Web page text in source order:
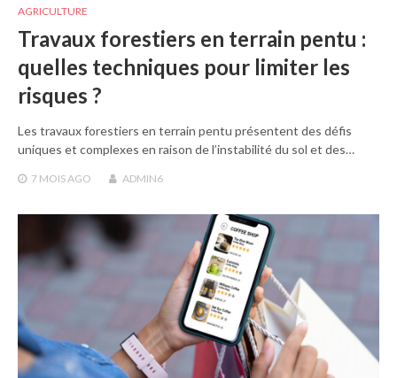
AGRICULTURE
Travaux forestiers en terrain pentu :
quelles techniques pour limiter les
risques ?
Les travaux forestiers en terrain pentu présentent des défis
uniques et complexes en raison de l’instabilité du sol et des…
7 MOISAGO ADMIN6